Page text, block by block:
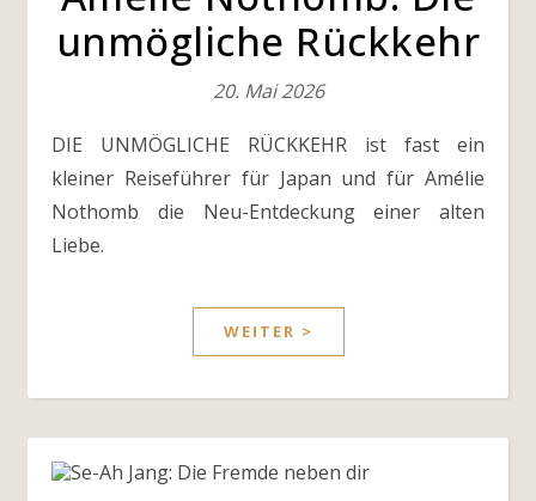
unmögliche Rückkehr
20. Mai 2026
DIE UNMÖGLICHE RÜCKKEHR ist fast ein
kleiner Reiseführer für Japan und für Amélie
Nothomb die Neu-Entdeckung einer alten
Liebe.
WEITER >